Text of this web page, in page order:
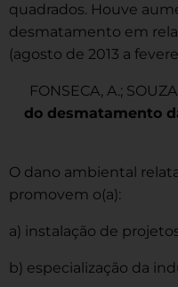
quadrados. Houve
desmatamento em
(agosto de 2013 a
FONSECA, A.;
do desmatamento
O dano ambiental
promovem o(a):
a) instalação de
b) especialização da